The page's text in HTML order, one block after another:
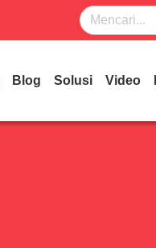
Blog Solusi Video